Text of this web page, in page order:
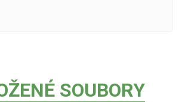
SOUBORY